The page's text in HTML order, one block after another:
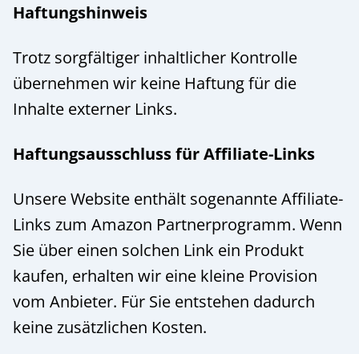
Haftungshinweis
Trotz sorgfältiger inhaltlicher Kontrolle
übernehmen wir keine Haftung für die
Inhalte externer Links.
Haftungsausschluss für Affiliate-Links
Unsere Website enthält sogenannte Affiliate-
Links zum Amazon Partnerprogramm. Wenn
Sie über einen solchen Link ein Produkt
kaufen, erhalten wir eine kleine Provision
vom Anbieter. Für Sie entstehen dadurch
keine zusätzlichen Kosten.